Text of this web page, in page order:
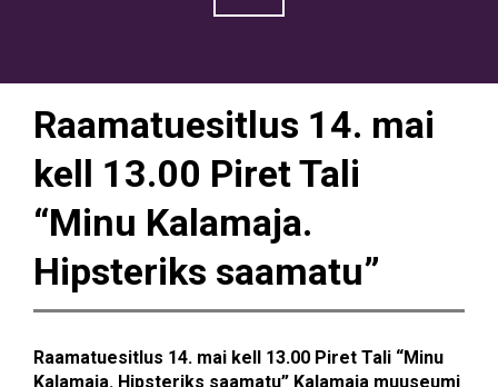
Raamatuesitlus 14. mai
kell 13.00 Piret Tali
“Minu Kalamaja.
Hipsteriks saamatu”
Raamatuesitlus 14. mai kell 13.00 Piret Tali “Minu
Kalamaja. Hipsteriks saamatu” Kalamaja muuseumi